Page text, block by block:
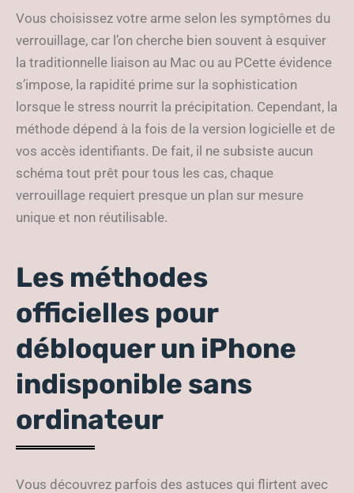
Vous choisissez votre arme selon les symptômes du
verrouillage, car l’on cherche bien souvent à esquiver
la traditionnelle liaison au Mac ou au PCette évidence
s’impose, la rapidité prime sur la sophistication
lorsque le stress nourrit la précipitation. Cependant, la
méthode dépend à la fois de la version logicielle et de
vos accès identifiants. De fait, il ne subsiste aucun
schéma tout prêt pour tous les cas, chaque
verrouillage requiert presque un plan sur mesure
unique et non réutilisable.
Les méthodes
officielles pour
débloquer un iPhone
indisponible sans
ordinateur
Vous découvrez parfois des astuces qui flirtent avec